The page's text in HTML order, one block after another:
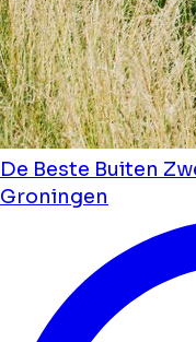
De Beste Buiten
Groningen